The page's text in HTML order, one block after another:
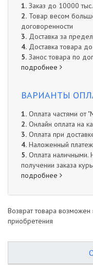
1. Заказ до 10000
2. Товар весом
договоренности
3. Доставка за
4. Доставка товара
5. Занос товара по
подробнее
ВАРИАНТЫ
1. Оплата частями от
2. Онлайн оплата на
3. Оплата при
4. Наложенный платеж
5. Оплата наличными.
получении заказа
подробнее
Возврат товара
приобретения